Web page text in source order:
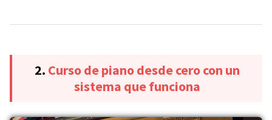
2. Curso de piano desde cero con un
sistema que funciona